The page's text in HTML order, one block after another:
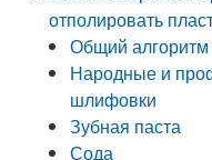
отполировать
Общий алгоритм
Народные и
шлифовки
Зубная паста
Сода